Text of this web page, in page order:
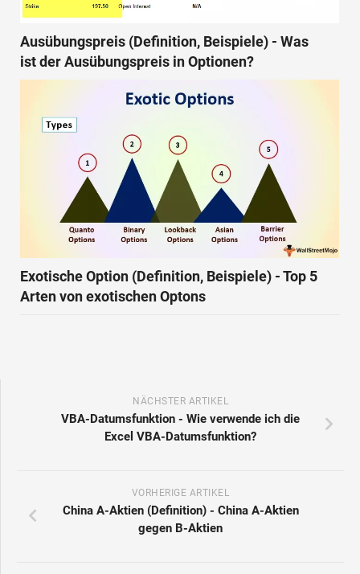
Ausübungspreis (Definition, Beispiele) - Was
ist der Ausübungspreis in Optionen?
Exotische Option (Definition, Beispiele) - Top 5
Arten von exotischen Optons
NÄCHSTER ARTIKEL
VBA-Datumsfunktion - Wie verwende ich die
Excel VBA-Datumsfunktion?
VORHERIGE ARTIKEL
China A-Aktien (Definition) - China A-Aktien
gegen B-Aktien